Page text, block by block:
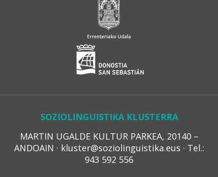
SOZIOLINGUISTIKA KLUSTERRA
MARTIN UGALDE KULTUR PARKEA, 20140 –
ANDOAIN · kluster@soziolinguistika.eus · Tel.:
943 592 556